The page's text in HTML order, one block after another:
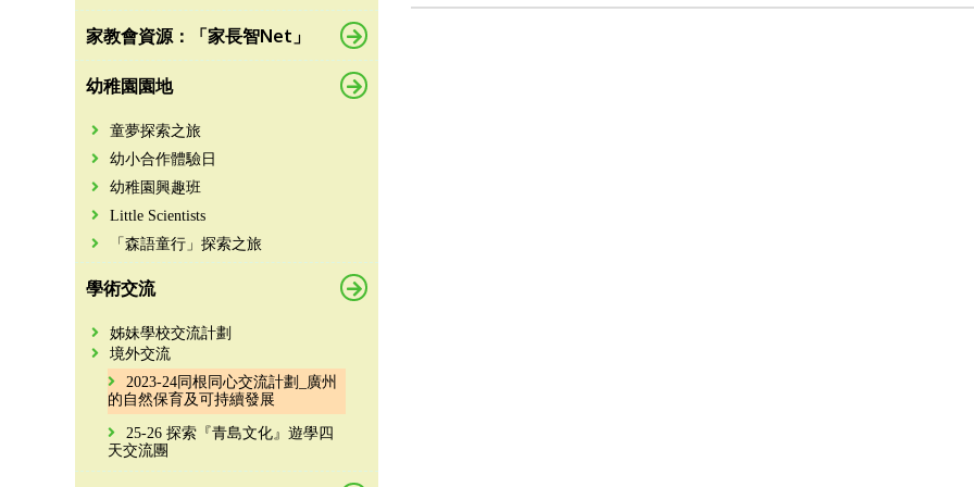
家教會資源：「家長智Net」
幼稚園園地
童夢探索之旅
幼小合作體驗日
幼稚園興趣班
Little Scientists
「森語童行」探索之旅
學術交流
姊妹學校交流計劃
境外交流
2023-24同根同心交流計劃_廣州
的自然保育及可持續發展
25-26 探索『青島文化』遊學四
天交流團